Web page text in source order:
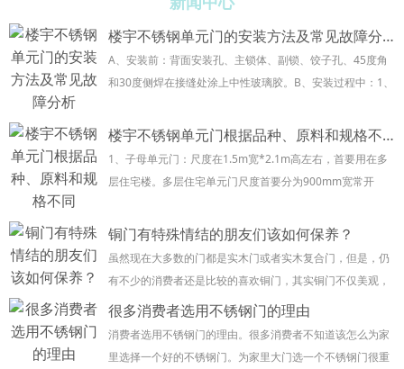
楼宇不锈钢单元门的安装方法及常见故障分析
A、安装前：背面安装孔、主锁体、副锁、饺子孔、45度角
和30度侧焊在接缝处涂上中性玻璃胶。B、安装过程中：1、
支架安装，以免撞到安装孔。C、安装后：...
楼宇不锈钢单元门根据品种、原料和规格不同
1、子母单元门：尺度在1.5m宽*2.1m高左右，首要用在多
层住宅楼。多层住宅单元门尺度首要分为900mm宽常开
要通向地下室。 2、四开单元门 ...
铜门有特殊情结的朋友们该如何保养？
虽然现在大多数的门都是实木门或者实木复合门，但是，仍
有不少的消费者还是比较的喜欢铜门，其实铜门不仅美观，
在日常的保养中也会减掉很多的麻烦，你知道铜门如何保养
很多消费者选用不锈钢门的理由
消费者选用不锈钢门的理由。很多消费者不知道该怎么为家
里选择一个好的不锈钢门。为家里大门选一个不锈钢门很重